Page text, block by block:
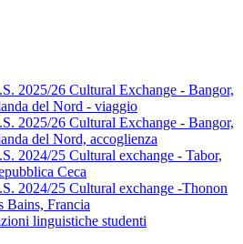
2025/26 Cultural Exchange - Bangor,
del Nord - viaggio
2025/26 Cultural Exchange - Bangor,
del Nord, accoglienza
2024/25 Cultural exchange - Tabor,
Ceca
2024/25 Cultural exchange -Thonon
Bains, Francia
linguistiche studenti